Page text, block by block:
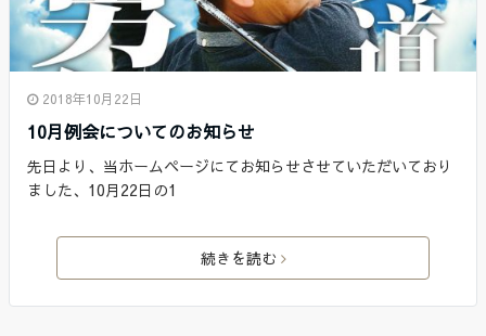
2018年10月22日
10月例会についてのお知らせ
先日より、当ホームページにてお知らせさせていただいており
ました、10月22日の1
続きを読む